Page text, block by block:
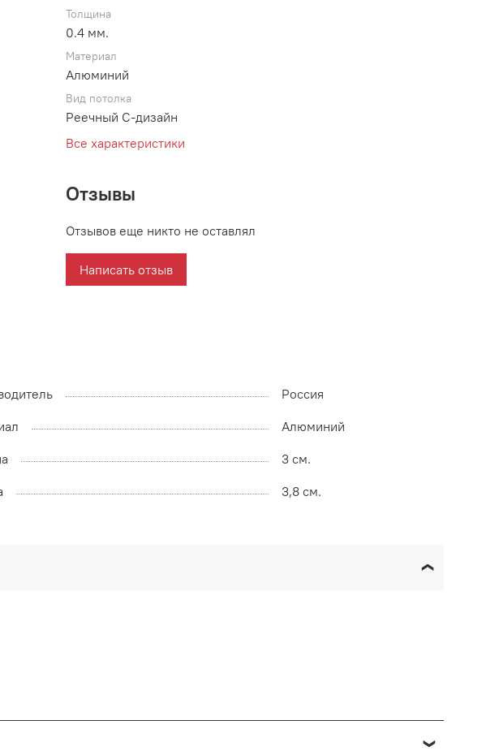
Толщина
0.4 мм.
Материал
Алюминий
Вид потолка
Реечный С-дизайн
Все характеристики
Отзывы
Отзывов еще никто не оставлял
Написать отзыв
Россия
Алюминий
3 см.
3,8 см.